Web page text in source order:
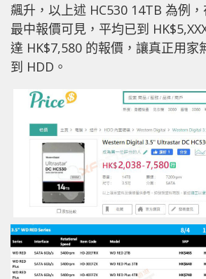
飆升，以上述 HC530 14TB 為例
最中報價可見，平均已到
達 HK$7,580 的報價，讓真正用家
到 HDD。